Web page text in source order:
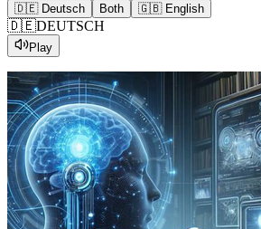
🇩🇪 Deutsch Both 🇬🇧 English
🇩🇪DEUTSCH
Play